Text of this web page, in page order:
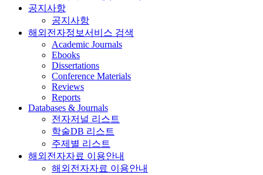
공지사항
공지사항
해외전자정보서비스 검색
Academic Journals
Ebooks
Dissertations
Conference Materials
Reviews
Reports
Databases & Journals
전자저널 리스트
학술DB 리스트
주제별 리스트
해외전자자료 이용안내
해외전자자료 이용안내